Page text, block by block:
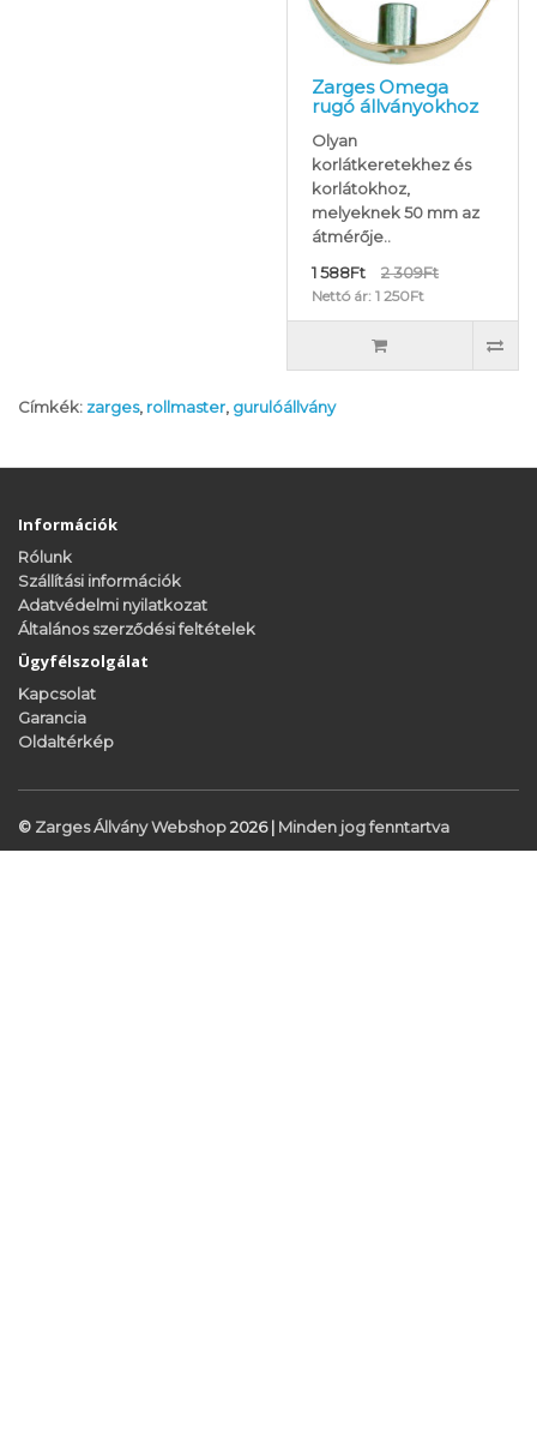
Zarges Omega
rugó állványokhoz
Olyan
korlátkeretekhez és
korlátokhoz,
melyeknek 50 mm az
átmérője..
1 588Ft
2 309Ft
Nettó ár: 1 250Ft
Címkék: zarges, rollmaster, gurulóállvány
Információk
Rólunk
Szállítási információk
Adatvédelmi nyilatkozat
Általános szerződési feltételek
Ügyfélszolgálat
Kapcsolat
Garancia
Oldaltérkép
© Zarges Állvány Webshop2026 | Minden jog fenntartva